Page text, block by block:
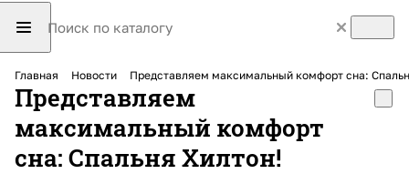
Главная Новости Представляем максимальный комфорт сна:
Представляем
максимальный комфорт
сна: Спальня Хилтон!